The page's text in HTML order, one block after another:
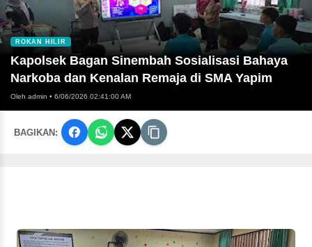
ROKAN HILIR
Kapolsek Bagan Sinembah Sosialisasi Bahaya
Narkoba dan Kenalan Remaja di SMA Yapim
Oleh admin • 6/06/2026 02:41:00 AM
BAGIKAN: